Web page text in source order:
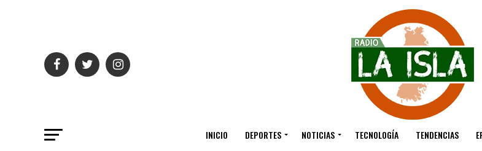
INICIO DEPORTES NOTICIAS TECNOLOGÍA TENDENCIAS